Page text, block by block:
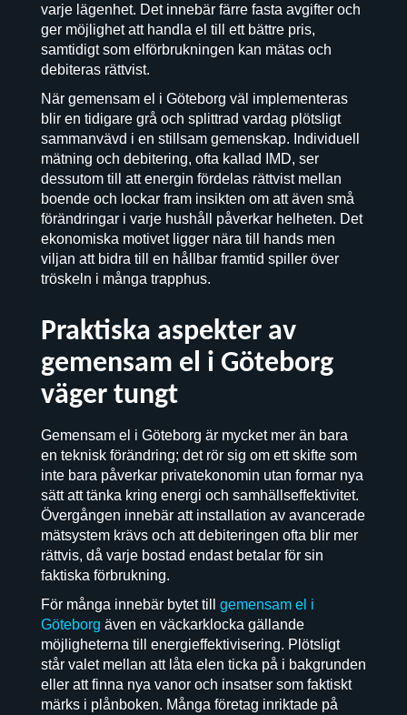
varje lägenhet. Det innebär färre fasta avgifter och
ger möjlighet att handla el till ett bättre pris,
samtidigt som elförbrukningen kan mätas och
debiteras rättvist.
När gemensam el i Göteborg väl implementeras
blir en tidigare grå och splittrad vardag plötsligt
sammanvävd i en stillsam gemenskap. Individuell
mätning och debitering, ofta kallad IMD, ser
dessutom till att energin fördelas rättvist mellan
boende och lockar fram insikten om att även små
förändringar i varje hushåll påverkar helheten. Det
ekonomiska motivet ligger nära till hands men
viljan att bidra till en hållbar framtid spiller över
tröskeln i många trapphus.
Praktiska aspekter av
gemensam el i Göteborg
väger tungt
Gemensam el i Göteborg är mycket mer än bara
en teknisk förändring; det rör sig om ett skifte som
inte bara påverkar privatekonomin utan formar nya
sätt att tänka kring energi och samhällseffektivitet.
Övergången innebär att installation av avancerade
mätsystem krävs och att debiteringen ofta blir mer
rättvis, då varje bostad endast betalar för sin
faktiska förbrukning.
För många innebär bytet till gemensam el i
Göteborg även en väckarklocka gällande
möjligheterna till energieffektivisering. Plötsligt
står valet mellan att låta elen ticka på i bakgrunden
eller att finna nya vanor och insatser som faktiskt
märks i plånboken. Många företag inriktade på